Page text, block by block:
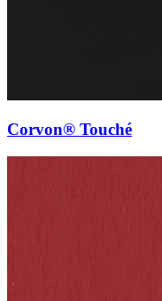
Corvon® Touché